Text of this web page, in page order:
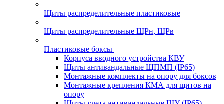
Щиты распределительные пластиковые
Щиты распределительные ЩРн, ЩРв
Пластиковые боксы
Корпуса вводного устройства КВУ
Щиты антивандальные ЩПМП (IP65)
Монтажные комплекты на опору для боксов
Монтажные крепления КМА для щитов на
опору